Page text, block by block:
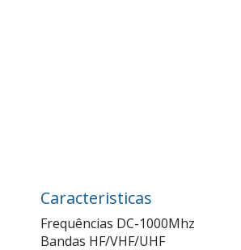
Caracteristicas
Frequências DC-1000Mhz
Bandas HF/VHF/UHF